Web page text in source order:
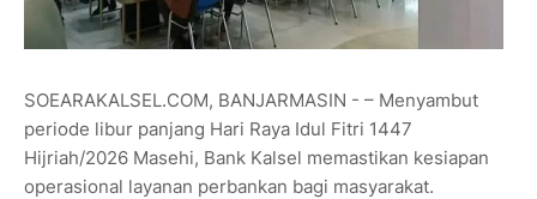
SOEARAKALSEL.COM, BANJARMASIN - – Menyambut
periode libur panjang Hari Raya Idul Fitri 1447
Hijriah/2026 Masehi, Bank Kalsel memastikan kesiapan
operasional layanan perbankan bagi masyarakat.